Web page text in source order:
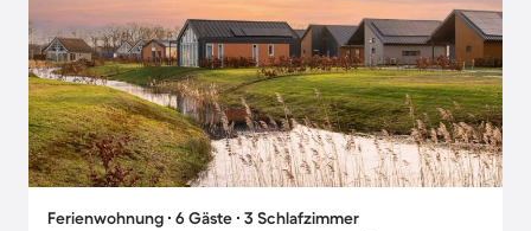
Ferienwohnung ∙ 6 Gäste ∙ 3 Schlafzimmer